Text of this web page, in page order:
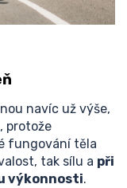
navíc už výše,
protože
fungování těla
tak sílu a při
výkonnosti.